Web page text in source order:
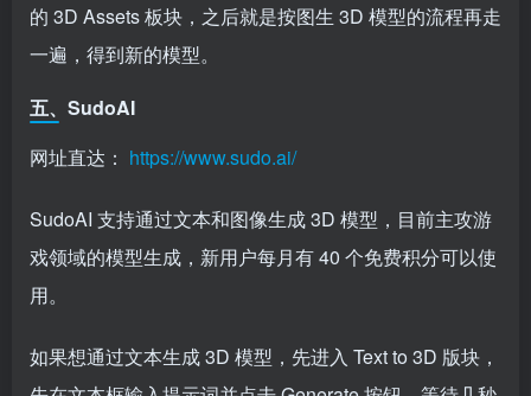
的 3D Assets 板块，之后就是按图生 3D 模型的流程再走
一遍，得到新的模型。
五、SudoAI
网址直达： https://www.sudo.ai/
SudoAI 支持通过文本和图像生成 3D 模型，目前主攻游
戏领域的模型生成，新用户每月有 40 个免费积分可以使
用。
如果想通过文本生成 3D 模型，先进入 Text to 3D 版块，